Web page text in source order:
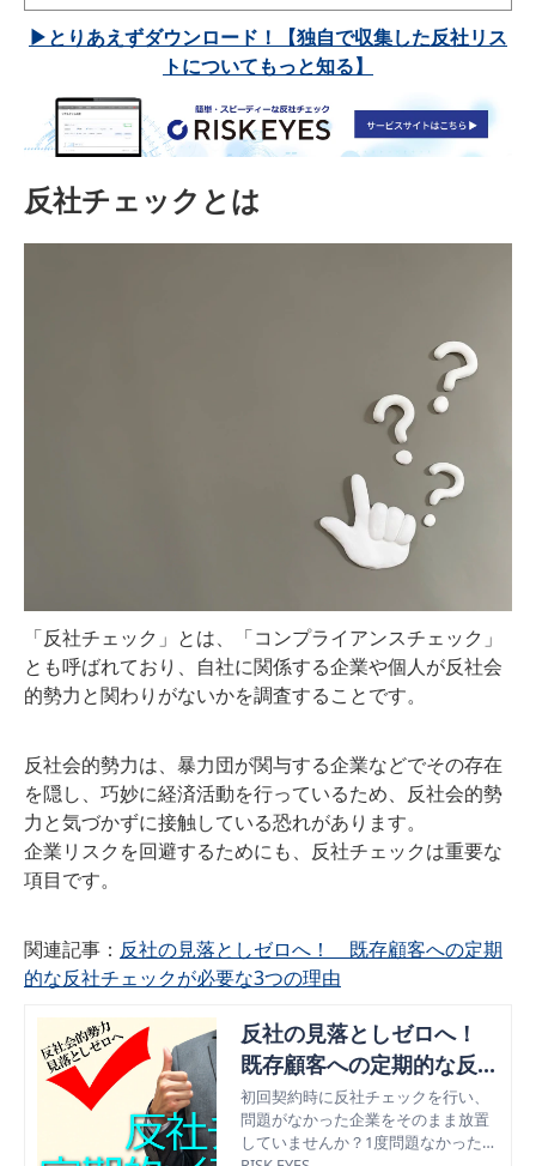
▶とりあえずダウンロード！【独自で収集した反社リス
トについてもっと知る】
反社チェックとは
「反社チェック」とは、「コンプライアンスチェック」
とも呼ばれており、自社に関係する企業や個人が反社会
的勢力と関わりがないかを調査することです。
反社会的勢力は、暴力団が関与する企業などでその存在
を隠し、巧妙に経済活動を行っているため、反社会的勢
力と気づかずに接触している恐れがあります。
企業リスクを回避するためにも、反社チェックは重要な
項目です。
関連記事： 反社の見落としゼロへ！ 既存顧客への定期
的な反社チェックが必要な3つの理由
反社の見落としゼロへ！
既存顧客への定期的な反社
チェックが必要な3つの理
由
初回契約時に反社チェックを行い、
問題がなかった企業をそのまま放置
していませんか？1度問題なかったか